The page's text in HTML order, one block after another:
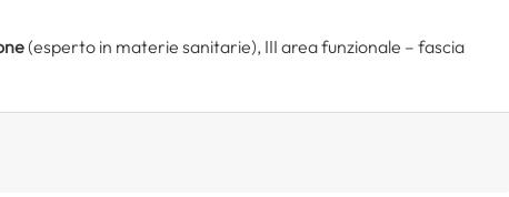
(esperto in materie sanitarie), III area funzionale – fascia